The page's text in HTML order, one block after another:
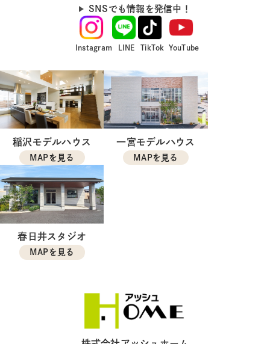
SNSでも情報を発信中！
Instagram LINE TikTok YouTube
稲沢モデルハウス
MAPを見る
一宮モデルハウス
MAPを見る
春日井スタジオ
MAPを見る